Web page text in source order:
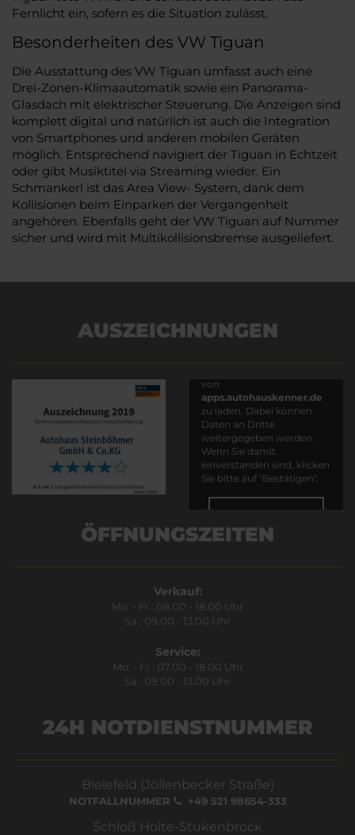
Fernlicht ein, sofern es die Situation zulässt.
Besonderheiten des VW Tiguan
Die Ausstattung des VW Tiguan umfasst auch eine
Drei-Zonen-Klimaautomatik sowie ein Panorama-
Glasdach mit elektrischer Steuerung. Die Anzeigen sind
komplett digital und natürlich ist auch die Integration
von Smartphones und anderen mobilen Geräten
möglich. Entsprechend navigiert der Tiguan in Echtzeit
oder gibt Musiktitel via Streaming wieder. Ein
Schmankerl ist das Area View- System, dank dem
Kollisionen beim Einparken der Vergangenheit
angehören. Ebenfalls geht der VW Tiguan auf Nummer
sicher und wird mit Multikollisionsbremse ausgeliefert.
AUSZEICHNUNGEN
von
apps.autohauskenner.de
zu laden. Dabei können
Daten an Dritte
weitergegeben werden.
Wenn Sie damit
einverstanden sind, klicken
Sie bitte auf "Bestätigen".
ÖFFNUNGSZEITEN
Verkauf:
Mo. - Fr.: 08.00 - 18.00 Uhr
Sa.: 09.00 - 13.00 Uhr
Service:
Mo. - Fr.: 07.00 - 18.00 Uhr
Sa.: 09.00 - 13.00 Uhr
24H NOTDIENSTNUMMER
Bielefeld (Jöllenbecker Straße)
NOTFALLNUMMER +49 521 98654-333
Schloß Holte-Stukenbrock